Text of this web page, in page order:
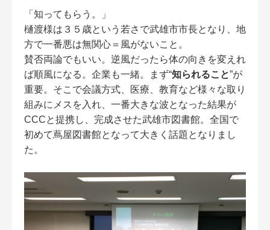
「知ってもらう。」
樋渡様は３５歳という若さで武雄市市長となり、地
方で一番悪は無関心＝風がないこと。
賛否両論でもいい。逆風だったら体の向きを変えれ
ば順風になる。企業も一緒。まず“知られること”が
重要。そこで会議方式、医療、教育など様々な取り
組みにメスを入れ、一番大きな波となった結果が
CCCと提携し、完成させた武雄市図書館。全国で
初めて蔦屋図書館となって大きく話題となりまし
た。